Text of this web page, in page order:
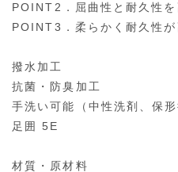
POINT2．屈曲性と耐久性
POINT3．柔らかく耐久性が
撥水加工
抗菌・防臭加工
手洗い可能（中性洗剤、保形
足囲 5E
材質・原材料